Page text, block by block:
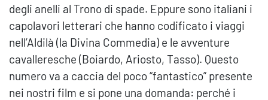
degli anelli al Trono di spade. Eppure sono italiani i
capolavori letterari che hanno codificato i viaggi
nell’Aldilà (la Divina Commedia) e le avventure
cavalleresche (Boiardo, Ariosto, Tasso). Questo
numero va a caccia del poco “fantastico” presente
nei nostri film e si pone una domanda: perché i